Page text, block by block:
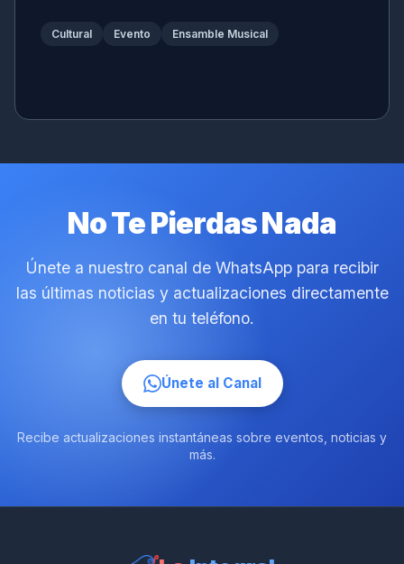
Cultural Evento Ensamble Musical
No Te Pierdas Nada
Únete a nuestro canal de WhatsApp para recibir
las últimas noticias y actualizaciones directamente
en tu teléfono.
Únete al Canal
Recibe actualizaciones instantáneas sobre eventos, noticias y
más.